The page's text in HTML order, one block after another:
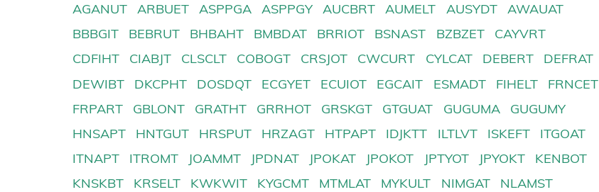
AGANUT ARBUET ASPPGA ASPPGY AUCBRT AUMELT AUSYDT
AWAUAT
BBBGIT
BEBRUT BHBAHT BMBDAT BRRIOT BSNAST BZBZET
CAYVRT
CDFIHT
CIABJT CLSCLT COBOGT CRSJOT CWCURT CYLCAT DEBERT
DEFRAT
DEWIBT
DKCPHT DOSDQT ECGYET ECUIOT EGCAIT ESMADT FIHELT
FRNCET
FRPART
GBLONT GRATHT GRRHOT GRSKGT GTGUAT GUGUMA
GUGUMY
HNSAPT
HNTGUT HRSPUT HRZAGT HTPAPT IDJKTT ILTLVT ISKEFT
ITGOAT
ITNAPT
ITROMT JOAMMT JPDNAT JPOKAT JPOKOT JPTYOT JPYOKT
KENBOT
KNSKBT
KRSELT KWKWIT KYGCMT MTMLAT MYKULT NIMGAT
NLAMST